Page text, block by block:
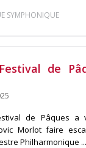
SYMPHONIQUE
de
de Pâques a
Morlot faire
Philharmonique ...